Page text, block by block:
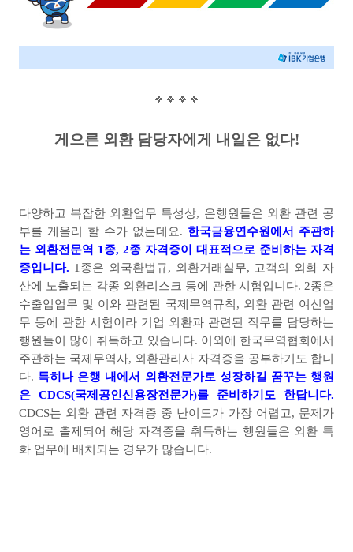
게으른 외환 담당자에게 내일은 없다!
다양하고 복잡한 외환업무 특성상, 은행원들은 외환 관련 공
부를 게을리 할 수가 없는데요. 한국금융연수원에서 주관하
는 외환전문역 1 종, 2종 자격증이 대표적으로 준비하는 자격
증입니다. 1 종은 외국환법규, 외환거래실무, 고객의 외화 자
산에 노출되는 각종 외환리스크 등에 관한 시험입니다. 2종은
수출입업무 및 이와 관련된 국제무역규칙, 외환 관련 여신업
무 등에 관한 시험이라 기업 외환과 관련된 직무를 담당하는
행원들이 많이 취득하고 있습니다. 이외에 한국무역협회에서
주관하는 국제무역사, 외환관리사 자격증을 공부하기도 합니
다. 특히나 은행 내에서 외환전문가로 성장하길 꿈꾸는 행원
은 CDCS(국제공인신용장전문가)를 준비하기도 한답니다.
CDCS는 외환 관련 자격증 중 난이도가 가장 어렵고, 문제가
영어로 출제되어 해당 자격증을 취득하는 행원들은 외환 특
화 업무에 배치되는 경우가 많습니다.